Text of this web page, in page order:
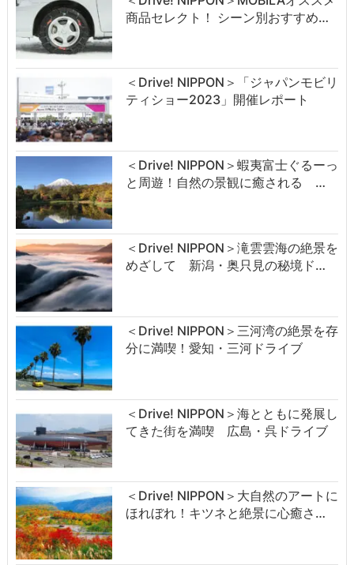
商品セレクト！ シーン別おすすめ…
＜Drive! NIPPON＞「ジャパンモビリ
ティショー2023」開催レポート
＜Drive! NIPPON＞蝦夷富士ぐるーっ
と周遊！自然の景観に癒される …
＜Drive! NIPPON＞滝雲雲海の絶景を
めざして 新潟・奥只見の秘境ド…
＜Drive! NIPPON＞三河湾の絶景を存
分に満喫！愛知・三河ドライブ
＜Drive! NIPPON＞海とともに発展し
てきた街を満喫 広島・呉ドライブ
＜Drive! NIPPON＞大自然のアートに
ほれぼれ！キツネと絶景に心癒さ…